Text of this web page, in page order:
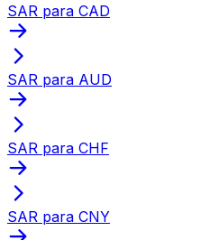
SAR para CAD
SAR para AUD
SAR para CHF
SAR para CNY